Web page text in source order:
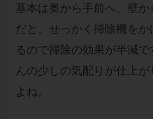
基本は奥から手前へ、壁
だと、せっかく掃除機を
るので掃除の効果が半減
んの少しの気配りが仕上
よね。